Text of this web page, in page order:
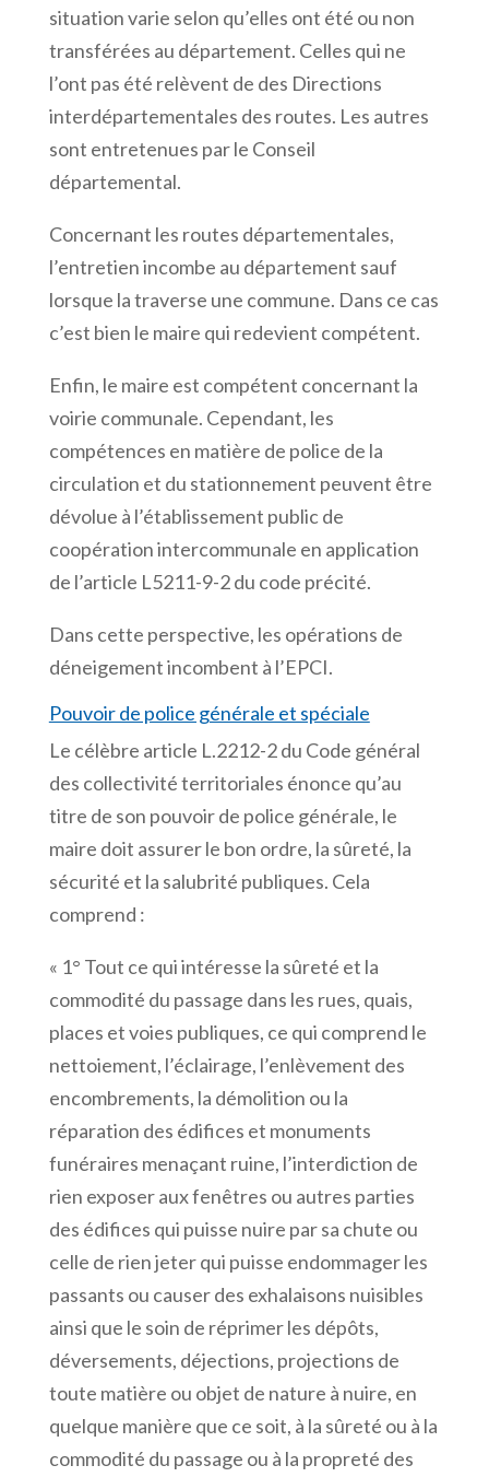
situation varie selon qu’elles ont été ou non
transférées au département. Celles qui ne
l’ont pas été relèvent de des Directions
interdépartementales des routes. Les autres
sont entretenues par le Conseil
départemental.
Concernant les routes départementales,
l’entretien incombe au département sauf
lorsque la traverse une commune. Dans ce cas
c’est bien le maire qui redevient compétent.
Enfin, le maire est compétent concernant la
voirie communale. Cependant, les
compétences en matière de police de la
circulation et du stationnement peuvent être
dévolue à l’établissement public de
coopération intercommunale en application
de l’article L5211-9-2 du code précité.
Dans cette perspective, les opérations de
déneigement incombent à l’EPCI.
Pouvoir de police générale et spéciale
Le célèbre article L.2212-2 du Code général
des collectivité territoriales énonce qu’au
titre de son pouvoir de police générale, le
maire doit assurer le bon ordre, la sûreté, la
sécurité et la salubrité publiques. Cela
comprend :
« 1° Tout ce qui intéresse la sûreté et la
commodité du passage dans les rues, quais,
places et voies publiques, ce qui comprend le
nettoiement, l’éclairage, l’enlèvement des
encombrements, la démolition ou la
réparation des édifices et monuments
funéraires menaçant ruine, l’interdiction de
rien exposer aux fenêtres ou autres parties
des édifices qui puisse nuire par sa chute ou
celle de rien jeter qui puisse endommager les
passants ou causer des exhalaisons nuisibles
ainsi que le soin de réprimer les dépôts,
déversements, déjections, projections de
toute matière ou objet de nature à nuire, en
quelque manière que ce soit, à la sûreté ou à la
commodité du passage ou à la propreté des